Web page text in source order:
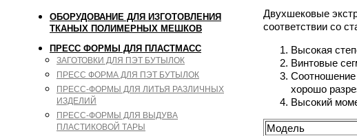
ОБОРУДОВАНИЕ ДЛЯ ИЗГОТОВЛЕНИЯ
ТКАНЫХ ПОЛИМЕРНЫХ МЕШКОВ
ПРЕСС ФОРМЫ ДЛЯ ПЛАСТМАСС
ЗАГОТОВКИ ДЛЯ ПЭТ БУТЫЛОК
ПРЕСС ФОРМА ДЛЯ ПЭТ БУТЫЛОК
ПРЕСС-ФОРМЫ ДЛЯ ЛИТЬЯ РАЗЛИЧНЫХ
ИЗДЕЛИЙ
ПРЕСС-ФОРМЫ ДЛЯ ВЫДУВА
ПЛАСТИКОВОЙ ТАРЫ
Двухшековые
соответствии со
Высокая
Винтовые
хорошо
Высокий
Модель